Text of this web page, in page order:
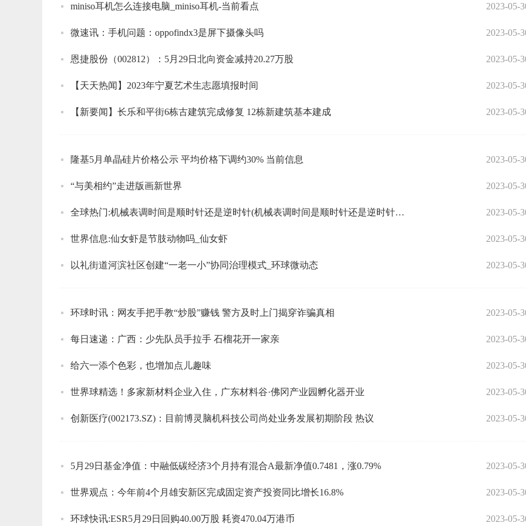
miniso耳机怎么连接电脑_miniso耳机-当前看点 2023-05-
微速讯：手机问题：oppofindx3是屏下摄像头吗 2023-05-
恩捷股份（002812）：5月29日北向资金减持20.27万股 2023-05-
【天天热闻】2023年宁夏艺术生志愿填报时间 2023-05-
【新要闻】长乐和平街6栋古建筑完成修复 12栋新建筑基本建成 2023-05-
隆基5月单晶硅片价格公示 平均价格下调约30% 当前信息 2023-05-
“与美相约”走进版画新世界 2023-05-
全球热门:机械表调时间是顺时针还是逆时针(机械表调时间是顺时针还是逆时针图解) 2023-05-
世界信息:仙女虾是节肢动物吗_仙女虾 2023-05-
以礼街道河滨社区创建“一老一小”协同治理模式_环球微动态 2023-05-
环球时讯：网友手把手教“炒股”赚钱 警方及时上门揭穿诈骗真相 2023-05-
每日速递：广西：少先队员手拉手 石榴花开一家亲 2023-05-
给六一添个色彩，也增加点儿趣味 2023-05-
世界球精选！多家新材料企业入住，广东材料谷·佛冈产业园孵化器开业 2023-05-
创新医疗(002173.SZ)：目前博灵脑机科技公司尚处业务发展初期阶段 热议 2023-05-
5月29日基金净值：中融低碳经济3个月持有混合A最新净值0.7481，涨0.79% 2023-05-
世界观点：今年前4个月雄安新区完成固定资产投资同比增长16.8% 2023-05-
环球快讯:ESR5月29日回购40.00万股 耗资470.04万港币 2023-05-